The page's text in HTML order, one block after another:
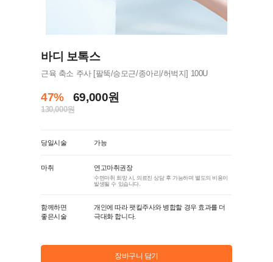
바디 보톡스
근육 축소 주사 [팔뚝/승모근/종아리/허벅지] 100U
47% 69,000원
130,000원
당일시술 가능
마취 연고마취권장
수면마취 희망 시, 의료진 상담 후 가능하며 별도의 비용이
발생될 수 있습니다.
함께하면
좋은시술
개인에 따라 팻킬주사와 병합할 경우 효과를 더
극대화 합니다.
장바구니 담기